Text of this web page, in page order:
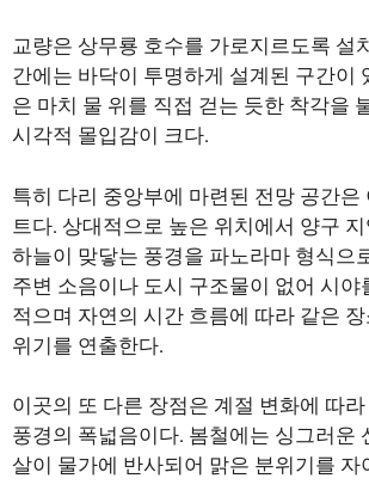
교량은 상무룡 호수를 가로지르도록 설
간에는 바닥이 투명하게 설계된 구간이
은 마치 물 위를 직접 걷는 듯한 착각을
시각적 몰입감이 크다.
특히 다리 중앙부에 마련된 전망 공간은
트다. 상대적으로 높은 위치에서 양구
하늘이 맞닿는 풍경을 파노라마 형식으
주변 소음이나 도시 구조물이 없어 시
적으며 자연의 시간 흐름에 따라 같은
위기를 연출한다.
이곳의 또 다른 장점은 계절 변화에 따
풍경의 폭넓음이다. 봄철에는 싱그러운
살이 물가에 반사되어 맑은 분위기를 자